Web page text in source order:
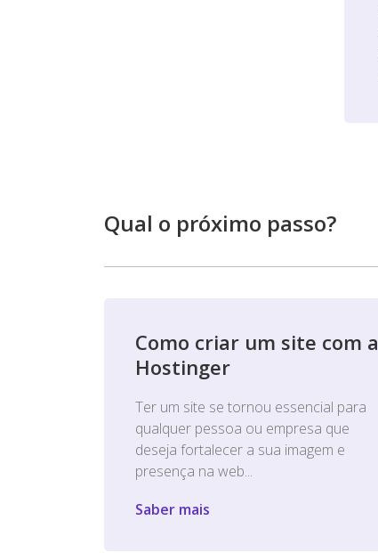
Qual o próximo passo?
Como criar um site com a
Hostinger
Ter um site se tornou essencial para
qualquer pessoa ou empresa que
deseja fortalecer a sua imagem e
presença na web...
Saber mais